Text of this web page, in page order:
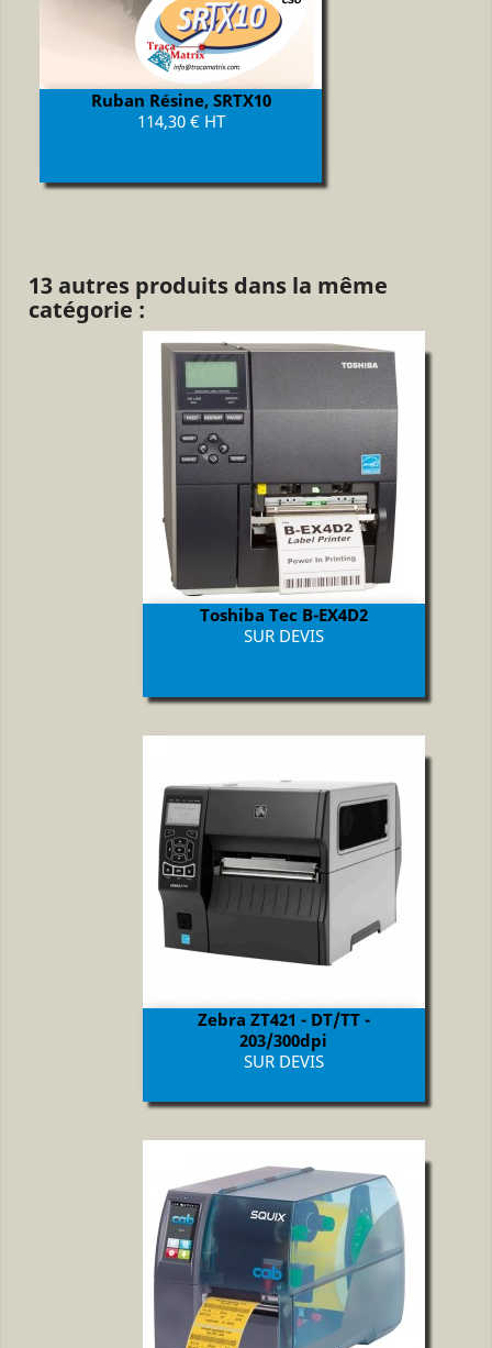
Ruban Résine, SRTX10
Prix
114,30 € HT
13 autres produits dans la même
catégorie :
Toshiba Tec B-EX4D2
Prix
SUR DEVIS
Zebra ZT421 - DT/TT -
203/300dpi
Prix
SUR DEVIS